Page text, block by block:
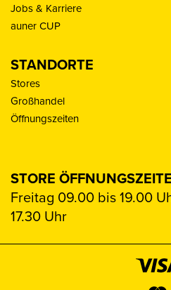
Jobs & Karriere
auner CUP
STANDORTE
Stores
Großhandel
Öffnungszeiten
STORE
Freitag 09.00 bis 19.00
17.30 Uhr